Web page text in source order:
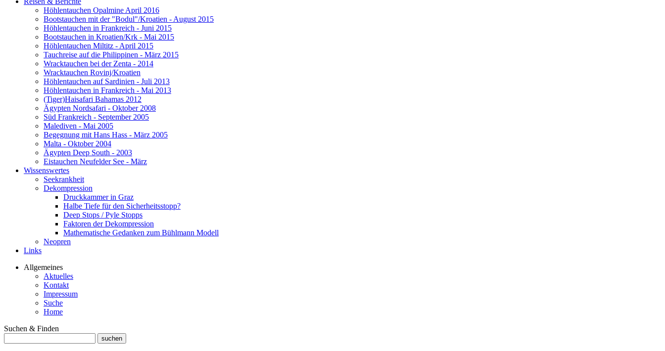
Höhlentauchen Opalmine April 2016
Bootstauchen mit der "Bodul"/Kroatien - August 2015
Höhlentauchen in Frankreich - Juni 2015
Bootstauchen in Kroatien/Krk - Mai 2015
Höhlentauchen Miltitz - April 2015
Tauchreise auf die Philippinen - März 2015
Wracktauchen bei der Zenta - 2014
Wracktauchen Rovinj/Kroatien
Höhlentauchen auf Sardinien - Juli 2013
Höhlentauchen in Frankreich - Mai 2013
(Tiger)Haisafari Bahamas 2012
Ägypten Nordsafari - Oktober 2008
Süd Frankreich - September 2005
Malediven - Mai 2005
Begegnung mit Hans Hass - März 2005
Malta - Oktober 2004
Ägypten Deep South - 2003
Eistauchen Neufelder See - März
Wissenswertes
Seekrankheit
Dekompression
Druckkammer in Graz
Halbe Tiefe für den Sicherheitsstopp?
Deep Stops / Pyle Stopps
Faktoren der Dekompression
Mathematische Gedanken zum Bühlmann Modell
Neopren
Links
Allgemeines
Aktuelles
Kontakt
Impressum
Suche
Home
Suchen & Finden